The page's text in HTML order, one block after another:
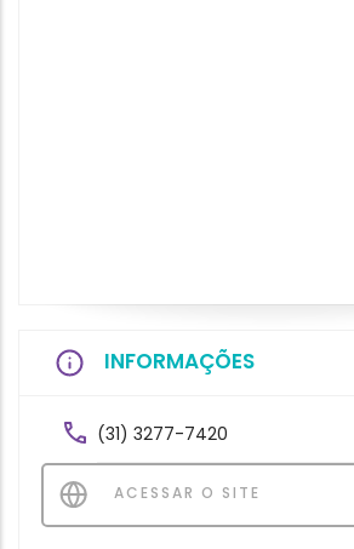
INFORMAÇÕES
(31) 3277-7420
ACESSAR O SITE